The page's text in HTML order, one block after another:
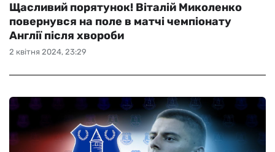
2 квітня 2024, 23:29
Щасливий порятунок! Віталій Миколенко
повернувся на поле в матчі чемпіонату
Англії після хвороби